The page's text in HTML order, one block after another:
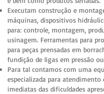
Executam construção e
máquinas, dispositivos
para: controle, montagem,
usinagem. Ferramentas para
para peças prensadas em
fundição de ligas em pressão
Para tal contamos com uma
especializada para atendimento
imediatas das dificuldades